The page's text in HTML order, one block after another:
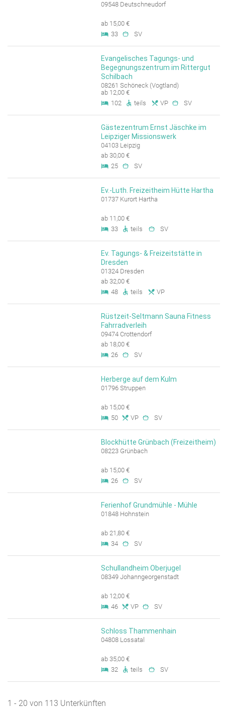
09548 Deutschneudorf
ab 15,00 €
33
SV
Evangelisches Tagungs- und
Begegnungszentrum im Rittergut
Schilbach
08261 Schöneck (Vogtland)
ab 12,00 €
102
teils VP SV
Gästezentrum Ernst Jäschke im
Leipziger Missionswerk
04103 Leipzig
ab 30,00 €
25
SV
Ev.-Luth. Freizeitheim Hütte Hartha
01737 Kurort Hartha
ab 11,00 €
33
teils SV
Ev. Tagungs- & Freizeitstätte in
Dresden
01324 Dresden
ab 32,00 €
48
teils VP
Rüstzeit-Seltmann Sauna Fitness
Fahrradverleih
09474 Crottendorf
ab 18,00 €
26
SV
Herberge auf dem Kulm
01796 Struppen
ab 15,00 €
50
VP SV
Blockhütte Grünbach (Freizeitheim)
08223 Grünbach
ab 15,00 €
26
SV
Ferienhof Grundmühle - Mühle
01848 Hohnstein
ab 21,80 €
34
SV
Schullandheim Oberjugel
08349 Johanngeorgenstadt
ab 12,00 €
46
VP SV
Schloss Thammenhain
04808 Lossatal
ab 35,00 €
32
teils SV
1 - 20 von 113 Unterkünften